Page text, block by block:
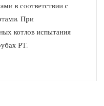
в соответствии с
При
котлов испытания
РТ.